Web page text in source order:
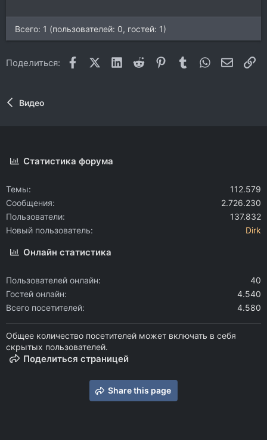
Всего: 1 (пользователей: 0, гостей: 1)
Поделиться: FacebookX (Twitter)
LinkedIn
Reddit Pinterest
Tumblr WhatsApp
Видео
Статистика форума
Темы
112.579
Сообщения
2.726.230
Пользователи
137.832
Новый пользователь
Dirk
Онлайн статистика
Пользователей онлайн
40
Гостей онлайн
4.540
Всего посетителей
4.580
Общее количество посетителей может включать в себя
скрытых пользователей.
Поделиться страницей
Share this page